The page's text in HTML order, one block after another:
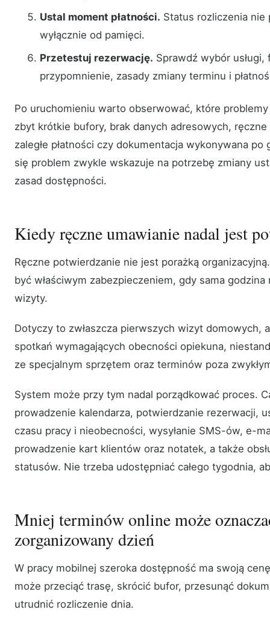
Ustal moment płatności. Status rozliczenia nie
wyłącznie od pamięci.
Przetestuj rezerwację. Sprawdź wybór
przypomnienie, zasady zmiany terminu i
Po uruchomieniu warto obserwować, które
zbyt krótkie bufory, brak danych adresowych,
zaległe płatności czy dokumentacja wykonywana po
się problem zwykle wskazuje na potrzebę zmiany
zasad dostępności.
Kiedy ręczne umawianie nadal jest
Ręczne potwierdzanie nie jest porażką
być właściwym zabezpieczeniem, gdy sama
wizyty.
Dotyczy to zwłaszcza pierwszych wizyt domowych,
spotkań wymagających obecności opiekuna,
ze specjalnym sprzętem oraz terminów poza
System może przy tym nadal porządkować proces.
prowadzenie kalendarza, potwierdzanie rezerwacji,
czasu pracy i nieobecności, wysyłanie SMS-ów, e-
prowadzenie kart klientów oraz notatek, a także
statusów. Nie trzeba udostępniać całego tygodnia,
Mniej terminów online może
zorganizowany dzień
W pracy mobilnej szeroka dostępność ma swoją
może przeciąć trasę, skrócić bufor, przesunąć
utrudnić rozliczenie dnia.